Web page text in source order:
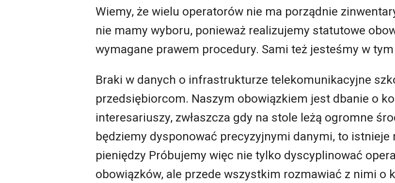
Wiemy, że wielu operatorów nie ma porządnie
nie mamy wyboru, ponieważ realizujemy statutowe
wymagane prawem procedury. Sami też jesteśmy w
Braki w danych o infrastrukturze telekomunikacyjne
przedsiębiorcom. Naszym obowiązkiem jest dbanie o
interesariuszy, zwłaszcza gdy na stole leżą ogromne
będziemy dysponować precyzyjnymi danymi, to
pieniędzy Próbujemy więc nie tylko dyscyplinować
obowiązków, ale przede wszystkim rozmawiać z nimi o